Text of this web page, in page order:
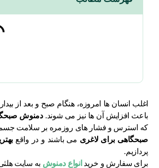
اغلب انسان ها امروزه، هنگام صبح و بعد از
باعث افزایش آن ها نیز می شوند.دمنوش
که استرس و فشار های روزمره بر سلامت جسمی
صبحگاهی برای لاغری می باشند و در واقع
پردازیم.
برای سفارش و خرید انواع دمنوش به سایت